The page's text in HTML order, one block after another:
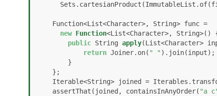
new Function<List<Character>, String>()
public String apply(List<Character>
return Joiner.on( " " ).join(input);
    assertThat(joined, containsInAnyOrder(
"a